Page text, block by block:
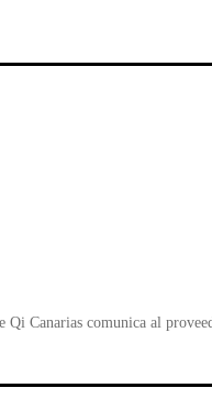
b A e
Canarias comunica al